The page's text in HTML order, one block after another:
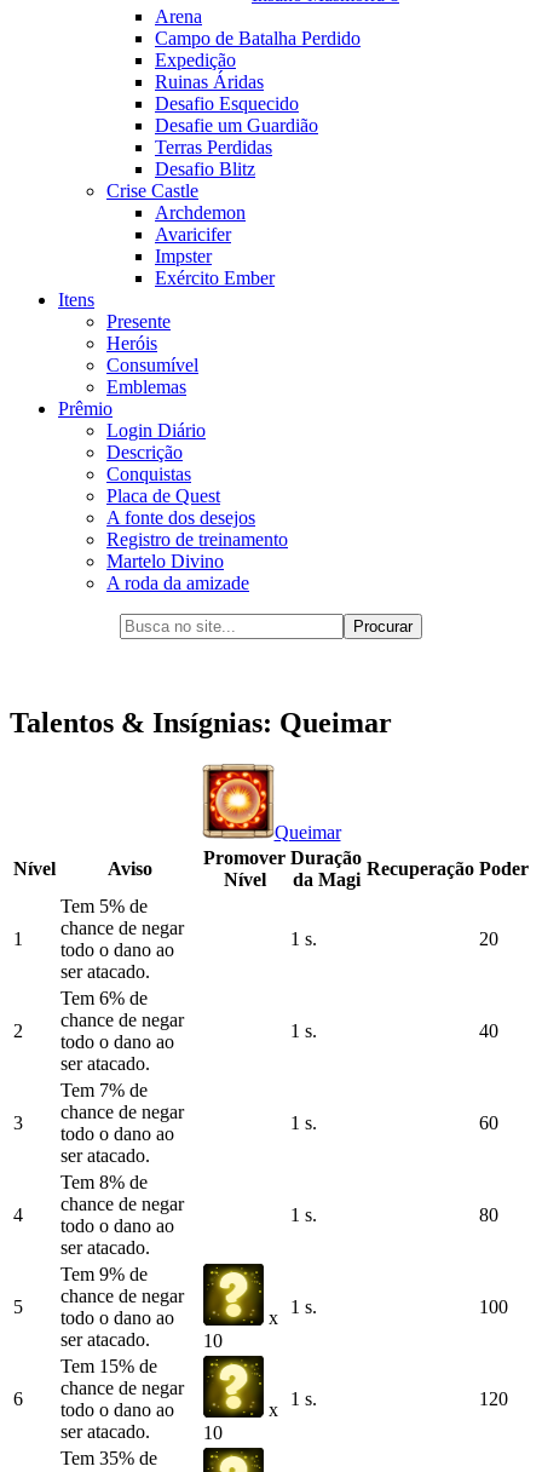
Arena
Campo de Batalha Perdido
Expedição
Ruinas Áridas
Desafio Esquecido
Desafie um Guardião
Terras Perdidas
Desafio Blitz
Crise Castle
Archdemon
Avaricifer
Impster
Exército Ember
Itens
Presente
Heróis
Consumível
Emblemas
Prêmio
Login Diário
Descrição
Conquistas
Placa de Quest
A fonte dos desejos
Registro de treinamento
Martelo Divino
A roda da amizade
Talentos & Insígnias: Queimar
Queimar
Nível
Aviso
Promover
Nível
Duração
da Magi
Recuperação Poder
1
Tem 5% de
chance de negar
todo o dano ao
ser atacado.
1 s. 20
2
Tem 6% de
chance de negar
todo o dano ao
ser atacado.
1 s. 40
3
Tem 7% de
chance de negar
todo o dano ao
ser atacado.
1 s. 60
4
Tem 8% de
chance de negar
todo o dano ao
ser atacado.
1 s. 80
5
Tem 9% de
chance de negar
todo o dano ao
ser atacado.
x
10
1 s. 100
6
Tem 15% de
chance de negar
todo o dano ao
ser atacado.
x
10
1 s. 120
Tem 35% de